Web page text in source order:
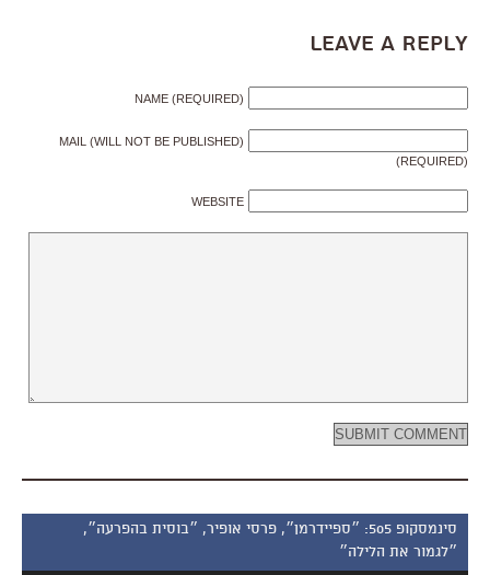
Leave a Reply
NAME (REQUIRED)
MAIL (WILL NOT BE PUBLISHED)
(REQUIRED)
WEBSITE
סינמסקופ 505: ״ספיידרמן״, פרסי אופיר, ״בוסית בהפרעה״,
״לגמור את הלילה״